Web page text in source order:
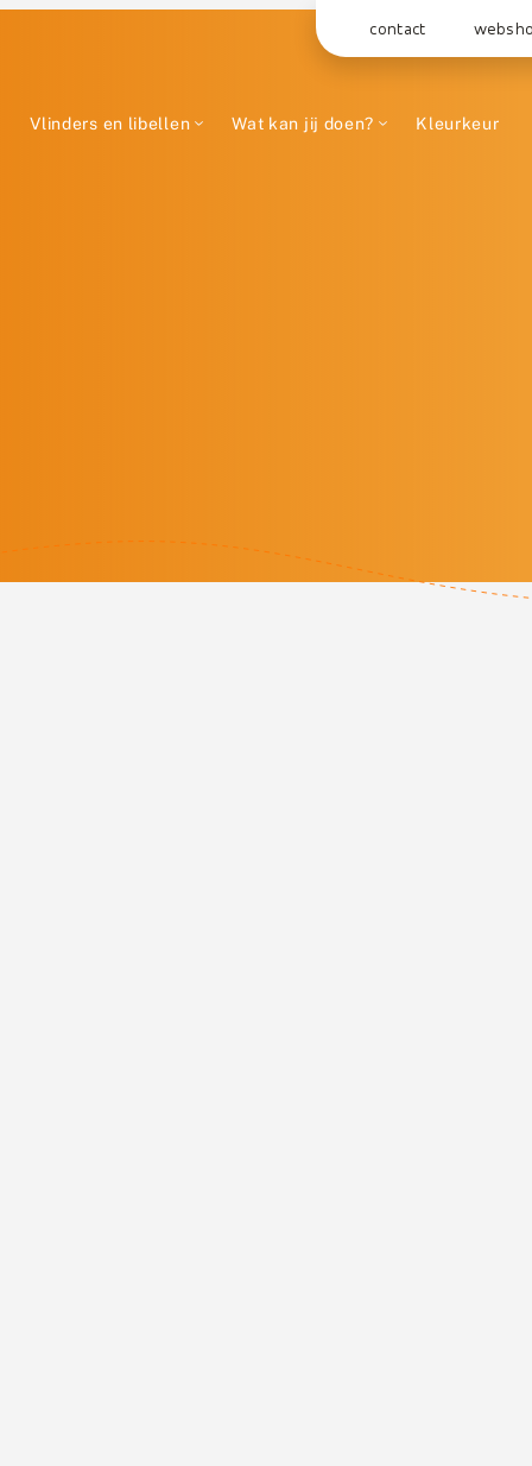
contact
Vlinders en libellen Wat kan jij doen? Kleurkeur